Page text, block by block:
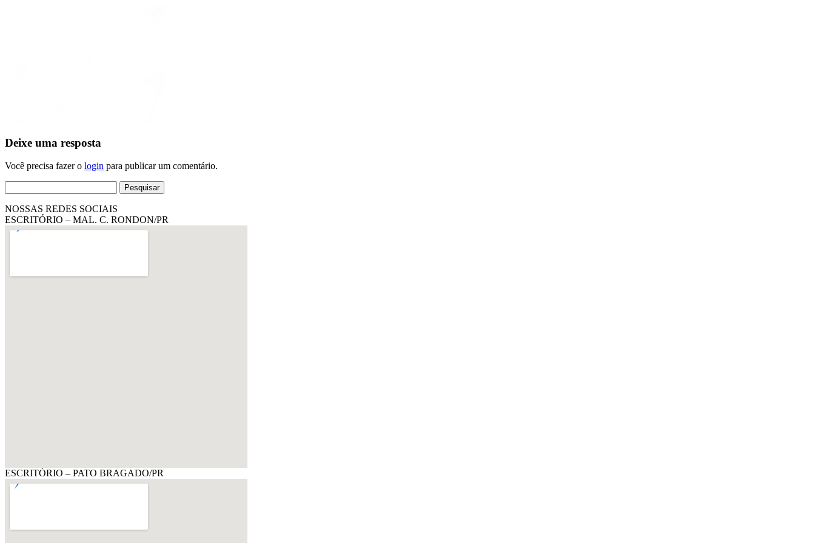
Deixe uma resposta
Você precisa fazer o login para publicar um comentário.
por:
NOSSAS REDES SOCIAIS
ESCRITÓRIO – MAL. C. RONDON/PR
ESCRITÓRIO – PATO BRAGADO/PR